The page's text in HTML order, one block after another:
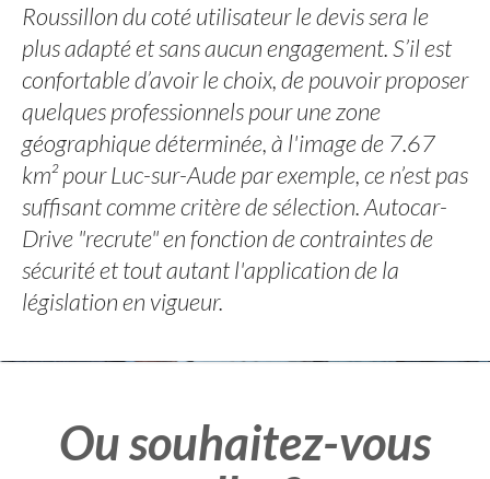
Roussillon du coté utilisateur le devis sera le
plus adapté et sans aucun engagement. S’il est
confortable d’avoir le choix, de pouvoir proposer
quelques professionnels pour une zone
géographique déterminée, à l'image de 7.67
km² pour Luc-sur-Aude par exemple, ce n’est pas
suffisant comme critère de sélection. Autocar-
Drive "recrute" en fonction de contraintes de
sécurité et tout autant l'application de la
législation en vigueur.
Ou souhaitez-vous